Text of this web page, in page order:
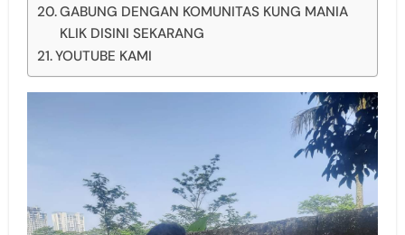
GABUNG DENGAN KOMUNITAS KUNG MANIA
KLIK DISINI SEKARANG
YOUTUBE KAMI